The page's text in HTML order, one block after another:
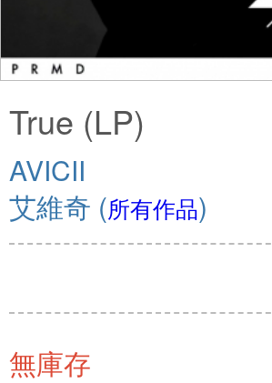
True (LP)
AVICII
艾維奇 (所有作品)
無庫存